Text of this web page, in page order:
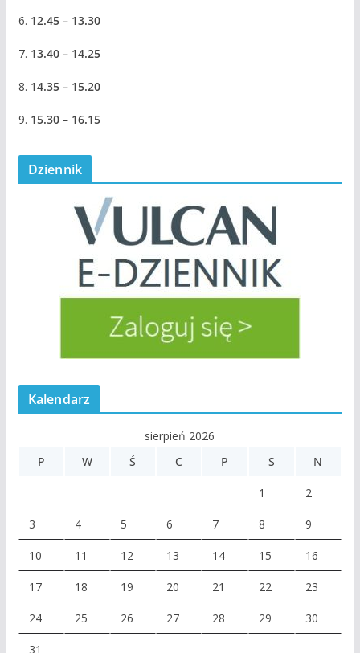
6. 12.45 – 13.30
7. 13.40 – 14.25
8. 14.35 – 15.20
9. 15.30 – 16.15
Dziennik
Kalendarz
sierpień 2026
P
W Ś C P S N
1 2
3 4 5 6 7 8 9
10 11 12 13 14 15 16
17 18 19 20 21 22 23
24 25 26 27 28 29 30
31